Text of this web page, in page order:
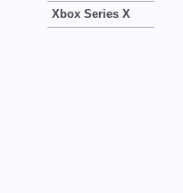
Xbox Series X